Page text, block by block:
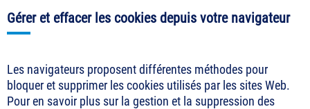
Gérer et effacer les cookies depuis votre navigateur
Les navigateurs proposent différentes méthodes pour
bloquer et supprimer les cookies utilisés par les sites Web.
Pour en savoir plus sur la gestion et la suppression des